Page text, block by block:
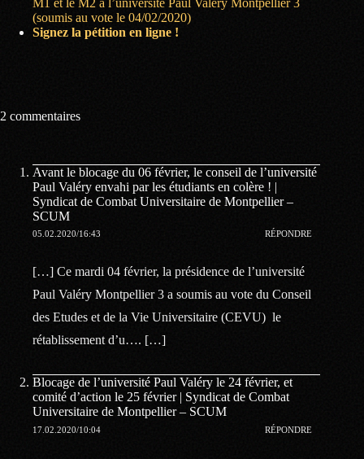
(soumis au vote le 04/02/2020)
Signez la pétition en ligne !
2 commentaires
Avant le blocage du 06 février, le conseil de l’université
Paul Valéry envahi par les étudiants en colère ! |
Syndicat de Combat Universitaire de Montpellier –
SCUM
05.02.2020/16:43 RÉPONDRE
[…] Ce mardi 04 février, la présidence de l’université
Paul Valéry Montpellier 3 a soumis au vote du Conseil
des Etudes et de la Vie Universitaire (CEVU) le
rétablissement d’u…. […]
Blocage de l’université Paul Valéry le 24 février, et
comité d’action le 25 février | Syndicat de Combat
Universitaire de Montpellier – SCUM
17.02.2020/10:04 RÉPONDRE